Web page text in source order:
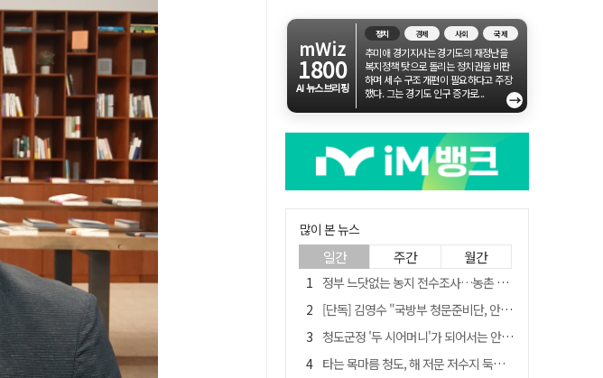
mWiz
1800
AI 뉴스브리핑
정치 경제 사회 국제
추미애 경기지사는 경기도의 재정난을
복지정책 탓으로 돌리는 정치권을 비판
하며 세수 구조 개편이 필요하다고 주장
했다. 그는 경기도 인구 증가로...
→
많이 본 뉴스
일간 주간 월간
정부 느닷없는 농지 전수조사…농촌 들쑤시는 '경자유전'의 칼날
[단독] 김영수 "국방부 청문준비단, 안규백 탈영 알고있었다"
청도군정 '두 시어머니'가 되어서는 안된다
타는 목마름 청도, 해 저문 저수지 둑에 군수가 서 있었다